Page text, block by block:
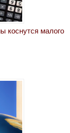
коснутся малого